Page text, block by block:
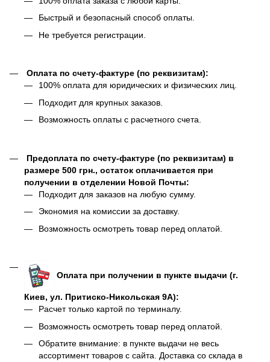
Быстрый и безопасный способ оплаты.
Не требуется регистрации.
Оплата по счету-фактуре (по реквизитам):
100% оплата для юридических и физических лиц.
Подходит для крупных заказов.
Возможность оплаты с расчетного счета.
Предоплата по счету-фактуре (по реквизитам) в
размере 500 грн., остаток оплачивается при
получении в отделении Новой Почты:
Подходит для заказов на любую сумму.
Экономия на комиссии за доставку.
Возможность осмотреть товар перед оплатой.
Оплата при получении в пункте выдачи (г.
Киев, ул. Притиско-Никольская 9А):
Расчет только картой по терминалу.
Возможность осмотреть товар перед оплатой.
Обратите внимание: в пункте выдачи не весь
ассортимент товаров с сайта. Доставка со склада в